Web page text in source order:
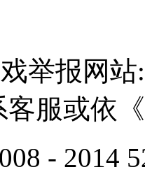
举报网站
服或依
- 2014